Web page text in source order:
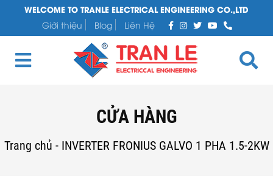
WELCOME TO TRANLE ELECTRICAL ENGINEERING CO.,LTD
Giới thiệu
Blog Liên Hệ
CỬA HÀNG
Trang chủ - INVERTER FRONIUS GALVO 1 PHA 1.5-2KW